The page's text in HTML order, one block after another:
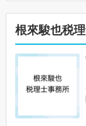
根來駿也税